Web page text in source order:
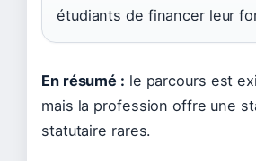
étudiants de financer leur
En résumé : le parcours est
mais la profession offre une
statutaire rares.